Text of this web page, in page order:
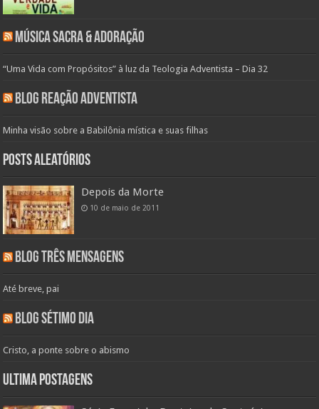
Música Sacra & Adoração
“Uma Vida com Propósitos” à luz da Teologia Adventista – Dia 32
Blog Reação Adventista
Minha visão sobre a Babilônia mística e suas filhas
Posts aleatórios
Depois da Morte
10 de maio de 2011
Blog Três Mensagens
Até breve, pai
Blog Sétimo Dia
Cristo, a ponte sobre o abismo
Ultima Postagens